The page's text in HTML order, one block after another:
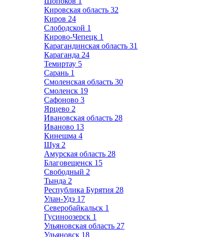
Кировская область 32
Киров 24
Слободской 1
Кирово-Чепецк 1
Карагандинская область 31
Караганда 24
Темиртау 5
Сарань 1
Смоленская область 30
Смоленск 19
Сафоново 3
Ярцево 2
Ивановская область 28
Иваново 13
Кинешма 4
Шуя 2
Амурская область 28
Благовещенск 15
Свободный 2
Тында 2
Республика Бурятия 28
Улан-Удэ 17
Северобайкальск 1
Гусиноозерск 1
Ульяновская область 27
Ульяновск 18